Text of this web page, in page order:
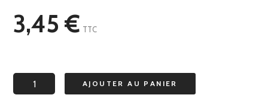
3,45 € TTC
quantité
de
AJOUTER AU PANIER